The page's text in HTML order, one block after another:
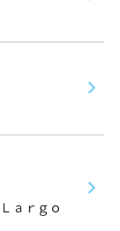
ａｒｇｏ